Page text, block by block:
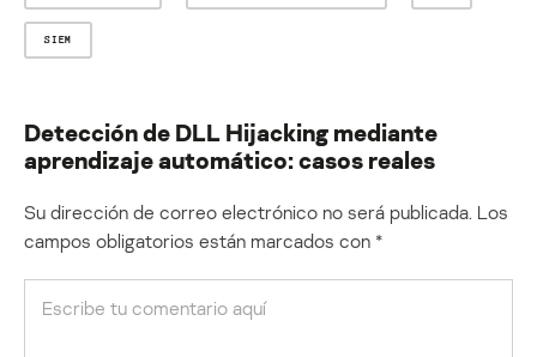
SIEM
Detección de DLL Hijacking mediante
aprendizaje automático: casos reales
Su dirección de correo electrónico no será publicada. Los
campos obligatorios están marcados con *